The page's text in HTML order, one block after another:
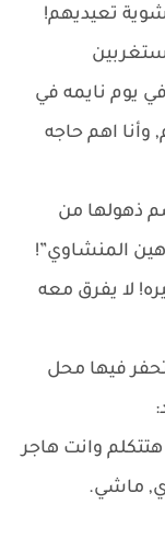
تعيديهم!
مستغربين
يوم نايمه في
اهم حاجه
ذهولها من
المنشاوي”!
لا يفرق معه
فيها محل
وانت هاجر
ماشي.